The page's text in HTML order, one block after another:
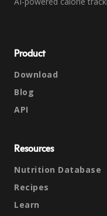
Product
Download
Blog
API
Resources
Nutrition Database
Recipes
Learn